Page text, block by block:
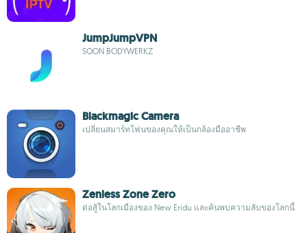
JumpJumpVPN
SOON BODYWERKZ
Blackmagic Camera
เปลี่ยนสมาร์ทโฟนของคุณให้เป็นกล้องมืออาชีพ
Zenless Zone Zero
ต่อสู้ในโลกเมืองของ New Eridu และค้นพบความลับของโลกนี้